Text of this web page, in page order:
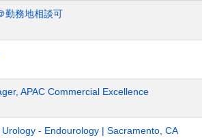
勤務地相談可
APAC Commercial Excellence
- Endourology | Sacramento, CA